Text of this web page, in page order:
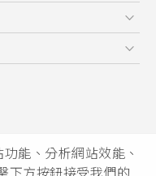
能、分析網站效能、
guide